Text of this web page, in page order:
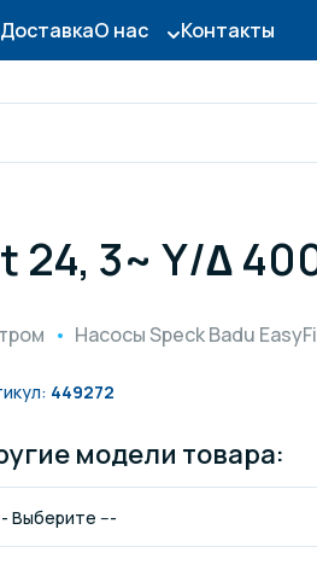
ДоставкаО нас Контакты
для бассейна
и поручни
покрытия
24, 3~ Y/∆
Насосы Speck Badu
449272
модели товара: